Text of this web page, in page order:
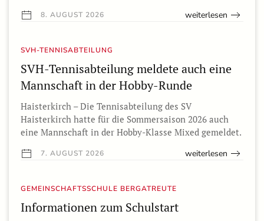
8. AUGUST 2026 weiterlesen
SVH-TENNISABTEILUNG
SVH-Tennisabteilung meldete auch eine
Mannschaft in der Hobby-Runde
Haisterkirch – Die Tennisabteilung des SV
Haisterkirch hatte für die Sommersaison 2026 auch
eine Mannschaft in der Hobby-Klasse Mixed gemeldet.
7. AUGUST 2026 weiterlesen
GEMEINSCHAFTSSCHULE BERGATREUTE
Informationen zum Schulstart